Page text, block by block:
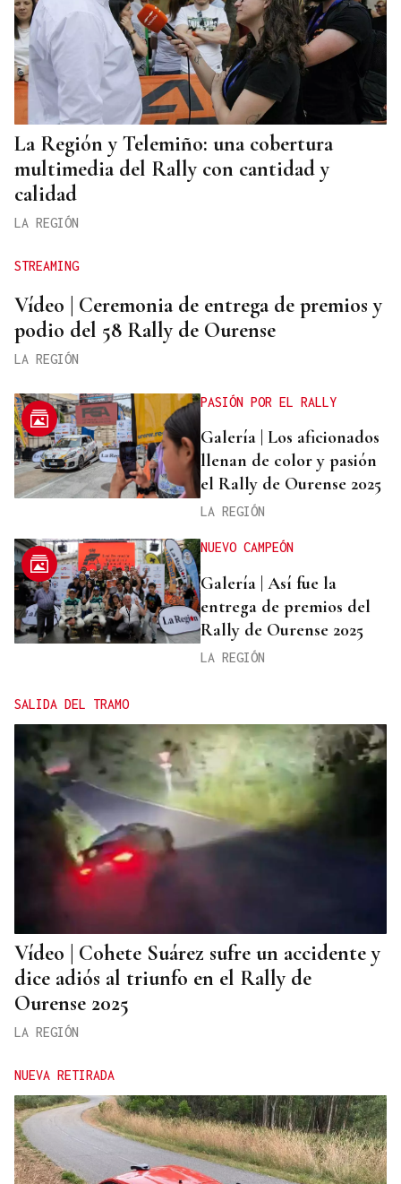
La Región y Telemiño: una cobertura
multimedia del Rally con cantidad y
calidad
LA REGIÓN
STREAMING
Vídeo | Ceremonia de entrega de premios y
podio del 58 Rally de Ourense
LA REGIÓN
PASIÓN POR EL RALLY
Galería | Los aficionados
llenan de color y pasión
el Rally de Ourense 2025
LA REGIÓN
NUEVO CAMPEÓN
Galería | Así fue la
entrega de premios del
Rally de Ourense 2025
LA REGIÓN
SALIDA DEL TRAMO
Vídeo | Cohete Suárez sufre un accidente y
dice adiós al triunfo en el Rally de
Ourense 2025
LA REGIÓN
NUEVA RETIRADA